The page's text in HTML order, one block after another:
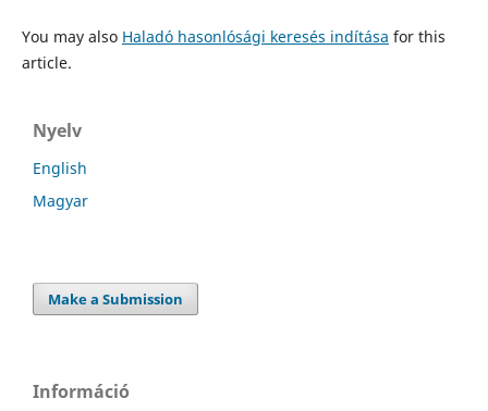
You may also Haladó hasonlósági keresés indítása for this
article.
Nyelv
English
Magyar
Make a Submission
Információ